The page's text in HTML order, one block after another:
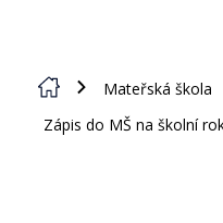
Mateřská škola
Zápis do MŠ na školní